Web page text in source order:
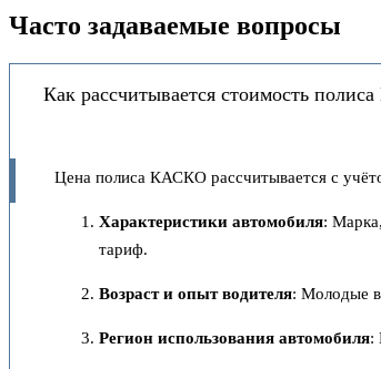
Часто задаваемые вопросы
Как рассчитывается стоимость
Цена полиса КАСКО рассчитывается с
Характеристики автомобиля:
тариф.
Возраст и опыт водителя: Молодые
Регион использования автомобиля: